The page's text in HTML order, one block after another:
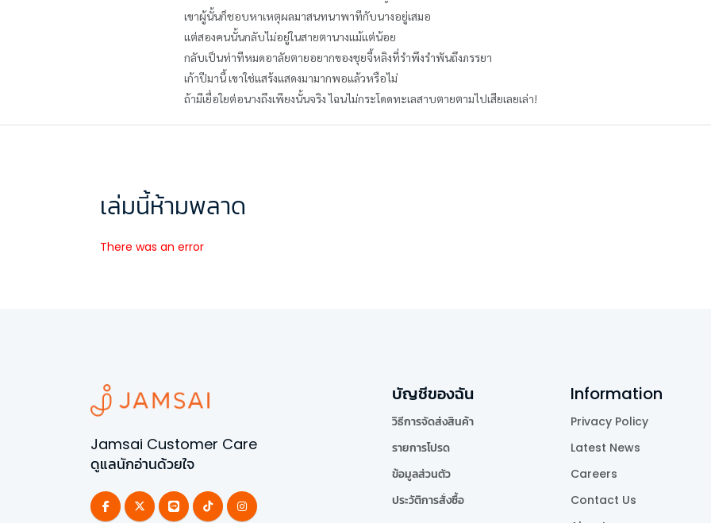
เขาผู้นั้นก็ชอบหาเหตุผลมาสนทนาพาทีกับนางอยู่เสมอ
แต่สองคนนั้นกลับไม่อยู่ในสายตานางแม้แต่น้อย
กลับเป็นท่าทีหมดอาลัยตายอยากของชุยจี้หลิงที่รำพึงรำพันถึงภรรยา
เก้าปีมานี้ เขาใช่แสร้งแสดงมามากพอแล้วหรือไม่
ถ้ามีเยื่อใยต่อนางถึงเพียงนั้นจริง ไฉนไม่กระโดดทะเลสาบตายตามไปเสียเลยเล่า!
เล่มนี้ห้ามพลาด
There was an error
Jamsai Customer Care
ดูแลนักอ่านด้วยใจ
บัญชีของฉัน
วิธีการจัดส่งสินค้า
รายการโปรด
ข้อมูลส่วนตัว
ประวัติการสั่งซื้อ
Information
Privacy Policy
Latest News
Careers
Contact Us